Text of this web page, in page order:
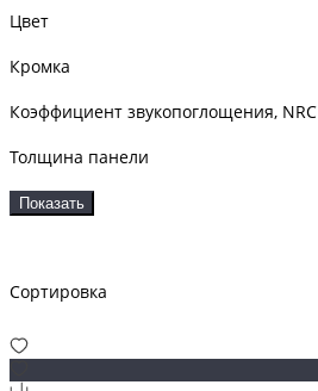
Цвет
Кромка
Коэффициент звукопоглощения, NRC
Толщина панели
Показать
Сортировка